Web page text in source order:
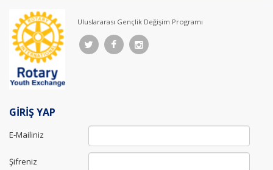
Uluslararası Gençlik Değişim Programı
GİRİŞ YAP
E-Mailiniz
Şifreniz